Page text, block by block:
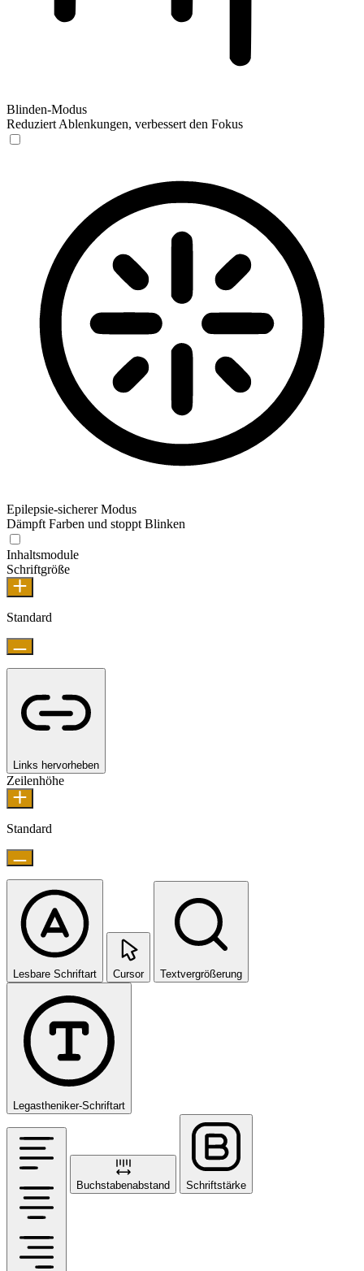
Blinden-Modus
Reduziert Ablenkungen, verbessert den Fokus
Epilepsie-sicherer Modus
Dämpft Farben und stoppt Blinken
Inhaltsmodule
Schriftgröße
Standard
Links hervorheben
Zeilenhöhe
Standard
Lesbare Schriftart Cursor Textvergrößerung
Legastheniker-Schriftart
Buchstabenabstand Schriftstärke